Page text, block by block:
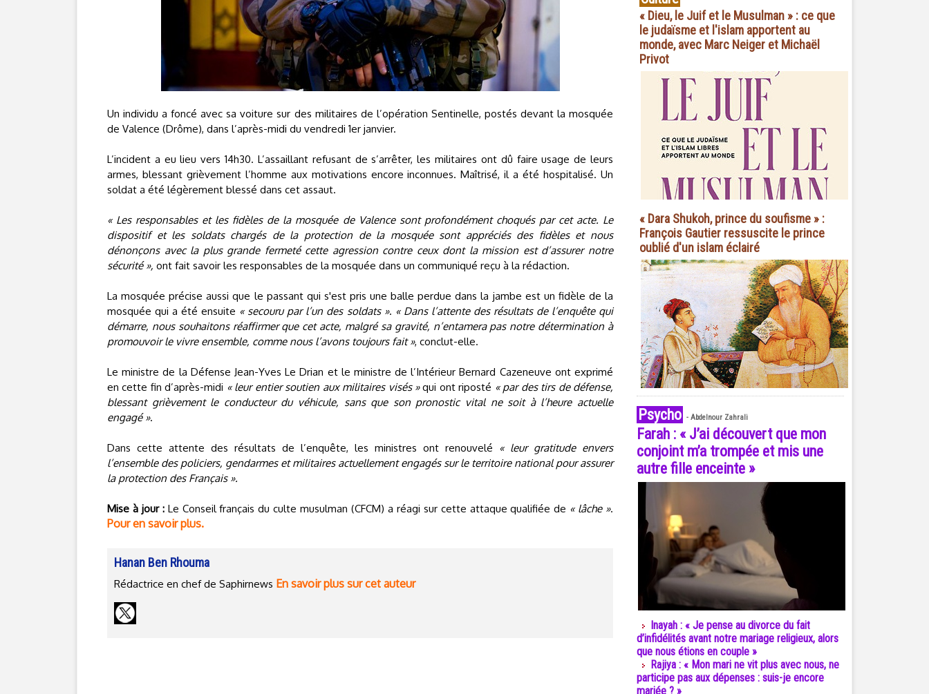
Un individu a foncé avec sa voiture sur des militaires de l’opération Sentinelle, postés devant la mosquée
de Valence (Drôme), dans l’après-midi du vendredi 1er janvier.
L’incident a eu lieu vers 14h30. L’assaillant refusant de s’arrêter, les militaires ont dû faire usage de leurs
armes, blessant grièvement l’homme aux motivations encore inconnues. Maîtrisé, il a été hospitalisé. Un
soldat a été légèrement blessé dans cet assaut.
« Les responsables et les fidèles de la mosquée de Valence sont profondément choqués par cet acte. Le
dispositif et les soldats chargés de la protection de la mosquée sont appréciés des fidèles et nous
dénonçons avec la plus grande fermeté cette agression contre ceux dont la mission est d’assurer notre
sécurité », ont fait savoir les responsables de la mosquée dans un communiqué reçu à la rédaction.
La mosquée précise aussi que le passant qui s'est pris une balle perdue dans la jambe est un fidèle de la
mosquée qui a été ensuite « secouru par l’un des soldats ». « Dans l’attente des résultats de l’enquête qui
démarre, nous souhaitons réaffirmer que cet acte, malgré sa gravité, n’entamera pas notre détermination à
promouvoir le vivre ensemble, comme nous l’avons toujours fait », conclut-elle.
Le ministre de la Défense Jean-Yves Le Drian et le ministre de l’Intérieur Bernard Cazeneuve ont exprimé
en cette fin d’après-midi « leur entier soutien aux militaires visés »qui ont riposté « par des tirs de défense,
blessant grièvement le conducteur du véhicule, sans que son pronostic vital ne soit à l’heure actuelle
engagé ».
Dans cette attente des résultats de l’enquête, les ministres ont renouvelé
« leur gratitude envers
l’ensemble des policiers, gendarmes et militaires actuellement engagés sur le territoire national pour assurer
la protection des Français ».
Mise à jour :Le Conseil français du culte musulman (CFCM) a réagi sur cette attaque qualifiée de « lâche ».
Pour en savoir plus.
Hanan Ben Rhouma
Rédactrice en chef de Saphirnews En savoir plus sur cet auteur
« Dieu, le Juif et le Musulman » : ce que
le judaïsme et l'islam apportent au
monde, avec Marc Neiger et Michaël
Privot
« Dara Shukoh, prince du soufisme » :
François Gautier ressuscite le prince
oublié d'un islam éclairé
Psycho - Abdelnour Zahrali
Farah : « J’ai découvert que mon
conjoint m’a trompée et mis une
autre fille enceinte »
Inayah : « Je pense au divorce du fait
d’infidélités avant notre mariage religieux, alors
que nous étions en couple »
Rajiya : « Mon mari ne vit plus avec nous, ne
participe pas aux dépenses : suis-je encore
mariée ? »